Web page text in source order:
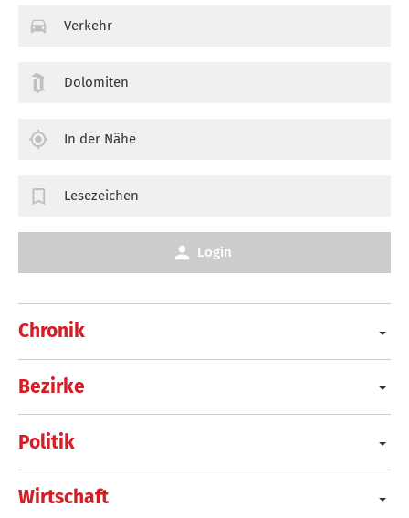
Chronik
Bezirke
Politik
Wirtschaft
Verkehr
Dolomiten
In der Nähe
Lesezeichen
Login